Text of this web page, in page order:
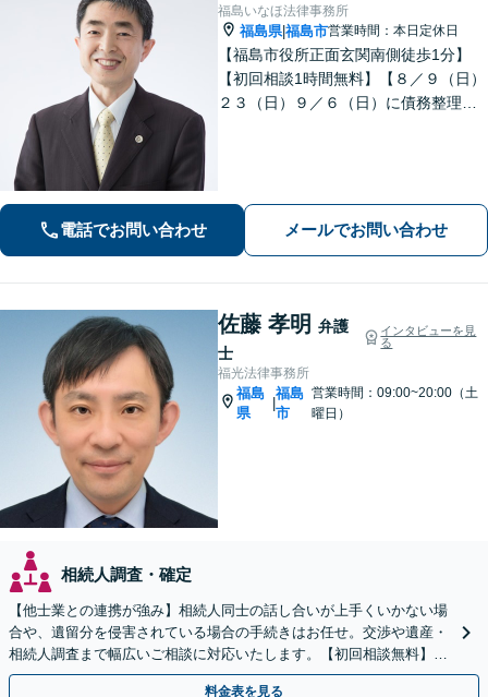
福島いなほ法律事務所
福島県|福島市営業時間：本日定休日
【福島市役所正面玄関南側徒歩1分】
【初回相談1時間無料】【８／９（日）
２３（日）９／６（日）に債務整理・
電話でお問い合わせ メールでお問い合わせ
佐藤 孝明 弁護
士
インタビューを見
る
福光法律事務所
福島
県
|
福島
市
営業時間：09:00~20:00（土
曜日）
相続人調査・確定
【他士業との連携が強み】相続人同士の話し合いが上手くいかない場
合や、遺留分を侵害されている場合の手続きはお任せ。交渉や遺産・
相続人調査まで幅広いご相談に対応いたします。【初回相談無料】
【出張相談OK】【LINE可】
料金表を見る